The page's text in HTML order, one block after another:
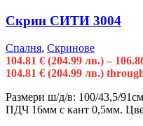
Скрин СИТИ 3004
Спалня, Скринове
104.81 € (204.99 лв.) –
104.81 € (204.99 лв.)
Размери ш/д/в: 100/43,5/
ПДЧ 16мм с кант 0,5мм.